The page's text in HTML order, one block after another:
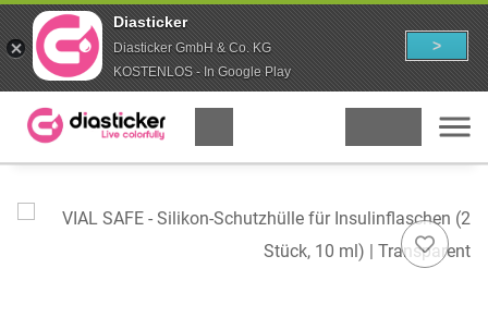
Diasticker
Diasticker GmbH & Co. KG
KOSTENLOS - In Google Play
>